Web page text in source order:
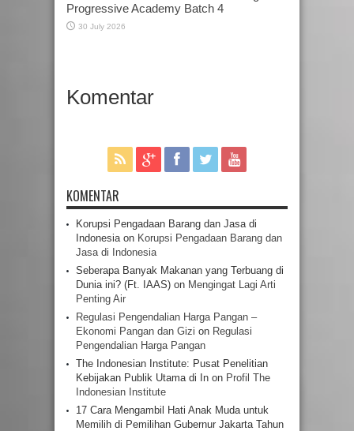
Progressive Academy Batch 4
30 July 2026
Komentar
KOMENTAR
Korupsi Pengadaan Barang dan Jasa di
Indonesiaon Korupsi Pengadaan Barang dan
Jasa di Indonesia
Seberapa Banyak Makanan yang Terbuang di
Dunia ini? (Ft. IAAS) on Mengingat Lagi Arti
Penting Air
Regulasi Pengendalian Harga Pangan –
Ekonomi Pangan dan Gizi on Regulasi
Pengendalian Harga Pangan
The Indonesian Institute: Pusat Penelitian
Kebijakan Publik Utama di In on Profil The
Indonesian Institute
17 Cara Mengambil Hati Anak Muda untuk
Memilih di Pemilihan Gubernur Jakarta Tahun